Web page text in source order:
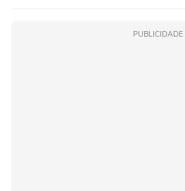
PUBLICIDADE